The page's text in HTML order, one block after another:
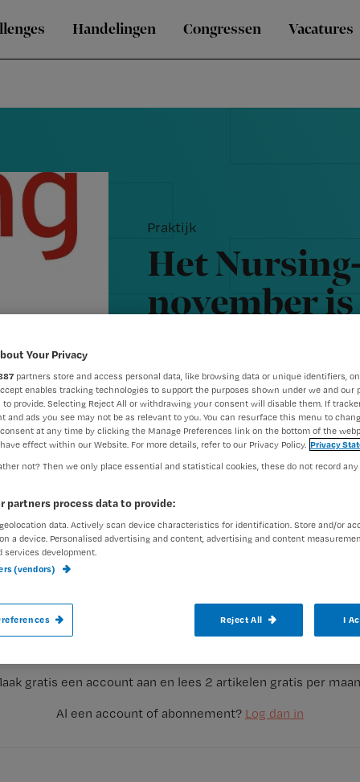
Handelingen Congressen Vacatures
Praktijk
Het
november is
Auteur:Marjoleine Gijsen 5
Registreren
Wil je dit artikel lezen?
gratis een account aan en lees 2 artikelen gratis per
Al een account of abonnement? Log dan in
Vandaag verschijnt het Nursing-
meer: wat kun je zelf doen aan pesten
Your Privacy
partners store and access personal data, like browsing data or unique identifiers,
enables tracking technologies to support the purposes shown under we and our
to provide. Selecting Reject All or withdrawing your consent will disable them. If
and ads you see may not be as relevant to you. You can resurface this menu to
at any time by clicking the Manage Preferences link on the bottom of the
effect within our Website. For more details, refer to our Privacy Policy. Privacy
not? Then we only place essential and statistical cookies, these do not record
partners process data to provide:
data. Actively scan device characteristics for identification. Store and/or
a device. Personalised advertising and content, advertising and content
services development.
(vendors)
Reject All I